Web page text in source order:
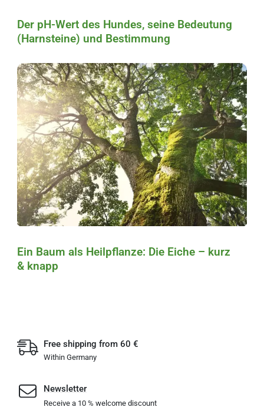
Der pH-Wert des Hundes, seine Bedeutung
(Harnsteine) und Bestimmung
Ein Baum als Heilpflanze: Die Eiche – kurz
& knapp
Free shipping from 60 €
Within Germany
Newsletter
Receive a 10 % welcome discount